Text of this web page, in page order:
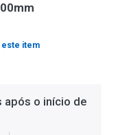
este item
após o início de